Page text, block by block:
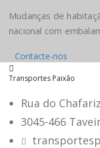
Mudanças de
nacional com
Contacte-nos
Transportes Paixão
Rua do Chafariz
3045-466